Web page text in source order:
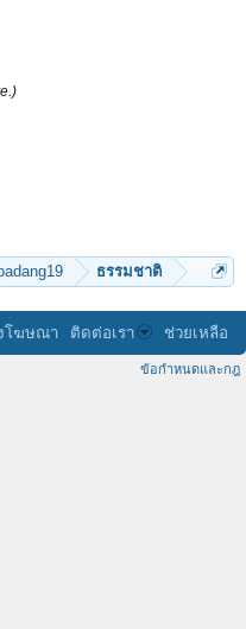
ธรรมชาติ
โฆษณา ติดต่อเรา ช่วยเหลือ
ข้อกำหนดและกฎ